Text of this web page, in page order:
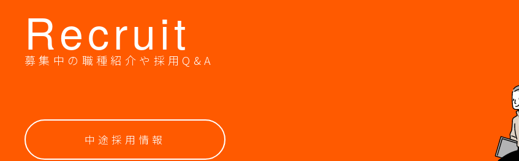
Recruit
募集中の職種紹介や採用Q&A
中途採用情報